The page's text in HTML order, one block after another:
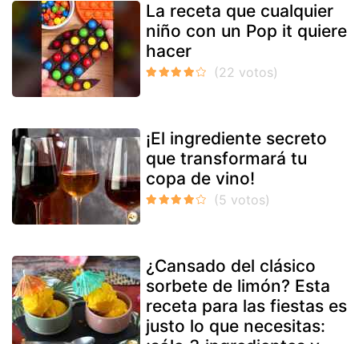
La receta que cualquier
niño con un Pop it quiere
hacer
¡El ingrediente secreto
que transformará tu
copa de vino!
¿Cansado del clásico
sorbete de limón? Esta
receta para las fiestas es
justo lo que necesitas: